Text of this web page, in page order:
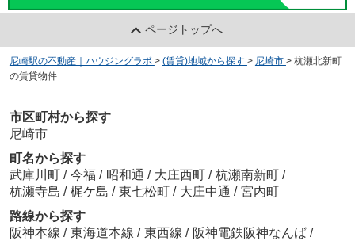
ページトップへ
尼崎駅の不動産｜ハウジングラボ > (賃貸)地域から探す > 尼崎市 > 杭瀬北新町
の賃貸物件
市区町村から探す
尼崎市
町名から探す
武庫川町 / 今福 / 昭和通 / 大庄西町 / 杭瀬南新町 /
杭瀬寺島 / 梶ケ島 / 東七松町 / 大庄中通 / 宮内町
路線から探す
阪神本線 / 東海道本線 / 東西線 / 阪神電鉄阪神なんば /